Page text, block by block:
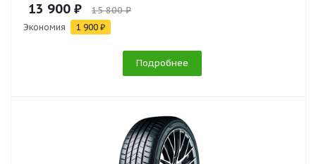
13 900 ₽ 15 800 ₽
Экономия 1 900 ₽
Подробнее